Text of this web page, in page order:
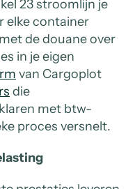
23 stroomlijn je
elke container
de douane over
in je eigen
van Cargoplot
die
met btw-
proces versnelt.